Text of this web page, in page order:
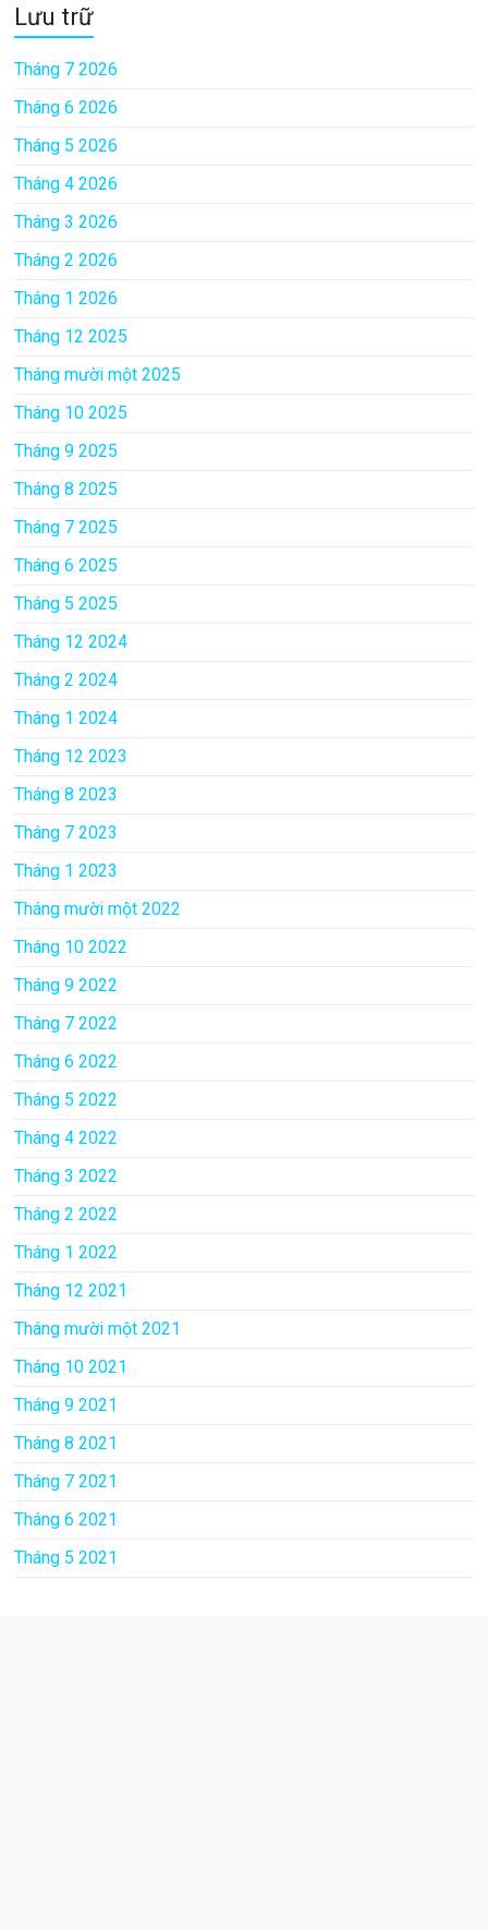
Lưu trữ
Tháng 7 2026
Tháng 6 2026
Tháng 5 2026
Tháng 4 2026
Tháng 3 2026
Tháng 2 2026
Tháng 1 2026
Tháng 12 2025
Tháng mười một 2025
Tháng 10 2025
Tháng 9 2025
Tháng 8 2025
Tháng 7 2025
Tháng 6 2025
Tháng 5 2025
Tháng 12 2024
Tháng 2 2024
Tháng 1 2024
Tháng 12 2023
Tháng 8 2023
Tháng 7 2023
Tháng 1 2023
Tháng mười một 2022
Tháng 10 2022
Tháng 9 2022
Tháng 7 2022
Tháng 6 2022
Tháng 5 2022
Tháng 4 2022
Tháng 3 2022
Tháng 2 2022
Tháng 1 2022
Tháng 12 2021
Tháng mười một 2021
Tháng 10 2021
Tháng 9 2021
Tháng 8 2021
Tháng 7 2021
Tháng 6 2021
Tháng 5 2021